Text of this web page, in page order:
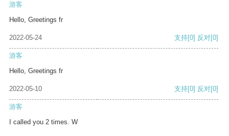
游客
Hello, Greetings fr
2022-05-24 支持[0] 反对[0]
游客
Hello, Greetings fr
2022-05-10 支持[0] 反对[0]
游客
I called you 2 times. W